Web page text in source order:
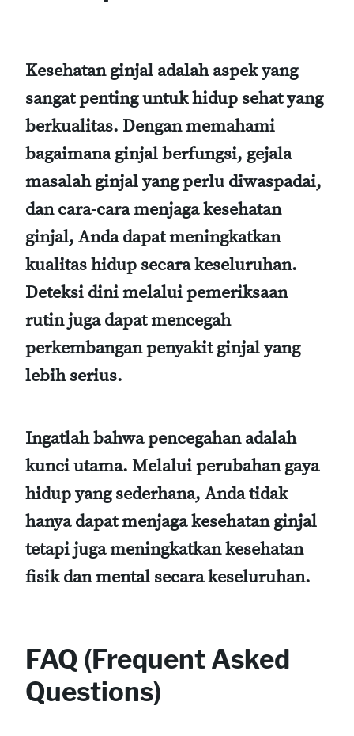
Kesehatan ginjal adalah aspek yang
sangat penting untuk hidup sehat yang
berkualitas. Dengan memahami
bagaimana ginjal berfungsi, gejala
masalah ginjal yang perlu diwaspadai,
dan cara-cara menjaga kesehatan
ginjal, Anda dapat meningkatkan
kualitas hidup secara keseluruhan.
Deteksi dini melalui pemeriksaan
rutin juga dapat mencegah
perkembangan penyakit ginjal yang
lebih serius.
Ingatlah bahwa pencegahan adalah
kunci utama. Melalui perubahan gaya
hidup yang sederhana, Anda tidak
hanya dapat menjaga kesehatan ginjal
tetapi juga meningkatkan kesehatan
fisik dan mental secara keseluruhan.
FAQ (Frequent Asked
Questions)